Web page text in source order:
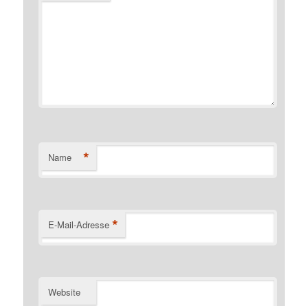
Name *
E-Mail-Adresse *
Website